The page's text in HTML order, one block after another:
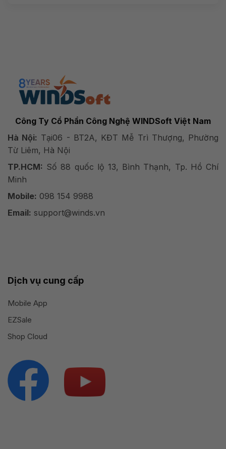
Công Ty Cổ Phần Công Nghệ WINDSoft Việt Nam
Hà Nội: Tại06 - BT2A, KĐT Mễ Trì Thượng, Phường
Từ Liêm, Hà Nội
TP.HCM: Số 88 quốc lộ 13, Bình Thạnh, Tp. Hồ Chí
Minh
Mobile: 098 154 9988
Email: support@winds.vn
Dịch vụ cung cấp
Mobile App
EZSale
Shop Cloud